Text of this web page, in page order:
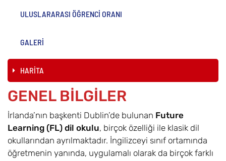
ULUSLARARASI ÖĞRENCİ ORANI
GALERİ
HARİTA
GENEL BİLGİLER
İrlanda’nın başkenti Dublin’de bulunan Future
Learning (FL) dil okulu, birçok özelliği ile klasik dil
okullarından ayrılmaktadır. İngilizceyi sınıf ortamında
öğretmenin yanında, uygulamalı olarak da birçok farklı